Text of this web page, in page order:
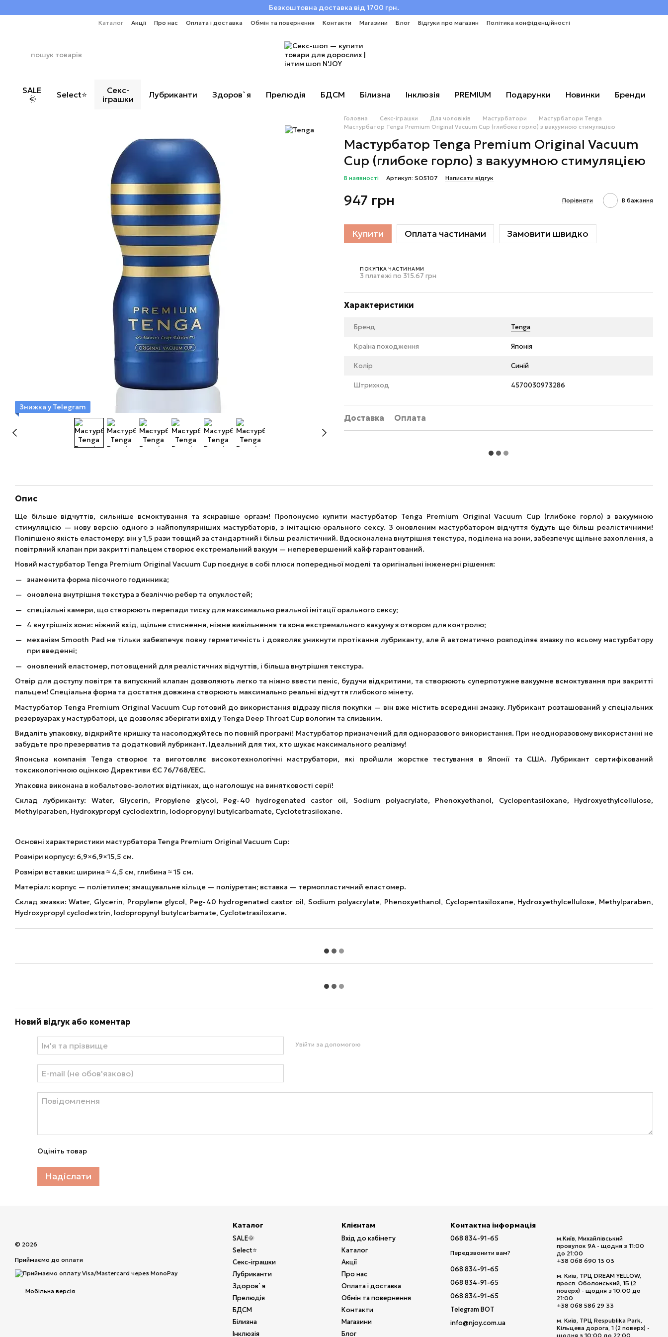
Безкоштовна доставка від 1700 грн.
Каталог Акції Про нас Оплата і доставка Обмін та повернення Контакти Магазини Блог Відгуки про магазин Політика конфіденційності
SALE
🌞
Select⭐
Секс-
іграшки
Лубриканти Здоров`я Прелюдія БДСМ Білизна Інклюзія PREMIUM Подарунки Новинки Бренди
Знижка у Telegram
Головна Секс-іграшки Для чоловіків Мастурбатори
Мастурбатори Tenga
Мастурбатор Tenga Premium Original Vacuum Cup (глибоке горло) з вакуумною стимуляцією
Мастурбатор Tenga Premium Original Vacuum
Cup (глибоке горло) з вакуумною стимуляцією
В наявності Артикул: SO5107 Написати відгук
947 грн Порівняти В бажання
Купити Оплата частинами Замовити швидко
ПОКУПКА ЧАСТИНАМИ
3 платежі по 315.67 грн
Характеристики
Бренд Tenga
Країна походження Японія
Колір Синій
Штрихкод 4570030973286
Доставка Оплата
Опис
Ще більше відчуттів, сильніше всмоктування та яскравіше оргазм! Пропонуємо купити мастурбатор Tenga Premium Original Vacuum Cup (глибоке горло) з вакуумною
стимуляцією — нову версію одного з найпопулярніших мастурбаторів, з імітацією орального сексу. З оновленим мастурбатором відчуття будуть ще більш реалістичними!
Поліпшено якість еластомеру: він у 1,5 рази товщий за стандартний і більш реалістичний. Вдосконалена внутрішня текстура, поділена на зони, забезпечує щільне захоплення, а
повітряний клапан при закритті пальцем створює екстремальний вакуум — неперевершений кайф гарантований.
Новий мастурбатор Tenga Premium Original Vacuum Cup поєднує в собі плюси попередньої моделі та оригінальні інженерні рішення:
знаменита форма пісочного годинника;
оновлена ​​внутрішня текстура з безліччю ребер та опуклостей;
спеціальні камери, що створюють перепади тиску для максимально реальної імітації орального сексу;
4 внутрішніх зони: ніжний вхід, щільне стиснення, ніжне вивільнення та зона екстремального вакууму з отвором для контролю;
механізм Smooth Pad не тільки забезпечує повну герметичність і дозволяє уникнути протікання лубриканту, але й автоматично розподіляє змазку по всьому мастурбатору
при введенні;
оновлений еластомер, потовщений для реалістичних відчуттів, і більша внутрішня текстура.
Отвір для доступу повітря та випускний клапан дозволяють легко та ніжно ввести пеніс, будучи відкритими, та створюють суперпотужне вакуумне всмоктування при закритті
пальцем! Спеціальна форма та достатня довжина створюють максимально реальні відчуття глибокого мінету.
Мастурбатор Tenga Premium Original Vacuum Cup готовий до використання відразу після покупки — він вже містить всередині змазку. Лубрикант розташований у спеціальних
резервуарах у мастурбаторі, це дозволяє зберігати вхід у Tenga Deep Throat Cup вологим та слизьким.
Видаліть упаковку, відкрийте кришку та насолоджуйтесь по повній програмі! Мастурбатор призначений для одноразового використання. При неодноразовому використанні не
забудьте про презерватив та додатковий лубрикант. Ідеальний для тих, хто шукає максимального реалізму!
Японська компанія Tenga створює та виготовляє високотехнологічні маструбатори, які пройшли жорстке тестування в Японії та США. Лубрикант сертифікований
токсикологічною оцінкою Директиви ЄС 76/768/EEC.
Упаковка виконана в кобальтово-золотих відтінках, що наголошує на винятковості серії!
Склад лубриканту: Water, Glycerin, Propylene glycol, Peg-40 hydrogenated castor oil, Sodium polyacrylate, Phenoxyethanol, Cyclopentasiloxane, Hydroxyethylcellulose,
Methylparaben, Hydroxypropyl cyclodextrin, Iodopropynyl butylcarbamate, Cyclotetrasiloxane.
Основні характеристики мастурбатора Tenga Premium Original Vacuum Cup:
Розміри корпусу: 6,9×6,9×15,5 см.
Розміри вставки: ширина ≈ 4,5 см, глибина ≈ 15 см.
Матеріал: корпус — поліетилен; змащувальне кільце — поліуретан; вставка — термопластичний еластомер.
Склад змазки: Water, Glycerin, Propylene glycol, Peg-40 hydrogenated castor oil, Sodium polyacrylate, Phenoxyethanol, Cyclopentasiloxane, Hydroxyethylcellulose, Methylparaben,
Hydroxypropyl cyclodextrin, Iodopropynyl butylcarbamate, Cyclotetrasiloxane.
Новий відгук або коментар
Увійти за допомогою
Оцініть товар
Надіслати
© 2026
Приймаємо до оплати
Мобільна версія
Каталог
SALE🌞
Select⭐
Секс-іграшки
Лубриканти
Здоров`я
Прелюдія
БДСМ
Білизна
Інклюзія
Клієнтам
Вхід до кабінету
Каталог
Акції
Про нас
Оплата і доставка
Обмін та повернення
Контакти
Магазини
Блог
Контактна інформація
068 834-91-65
Передзвонити вам?
068 834-91-65
068 834-91-65
068 834-91-65
Telegram BOT
info@njoy.com.ua
м.Київ, Михайлівський
провулок 9А - щодня з 11:00
до 21:00
+38 068 690 13 03
м. Київ, ТРЦ DREAM YELLOW,
просп. Оболонський, 1Б (2
поверх) - щодня з 10:00 до
21:00
+38 068 586 29 33
м. Київ, ТРЦ Respublika Park,
Кільцева дорога, 1 (2 поверх) -
щодня з 10:00 до 22:00